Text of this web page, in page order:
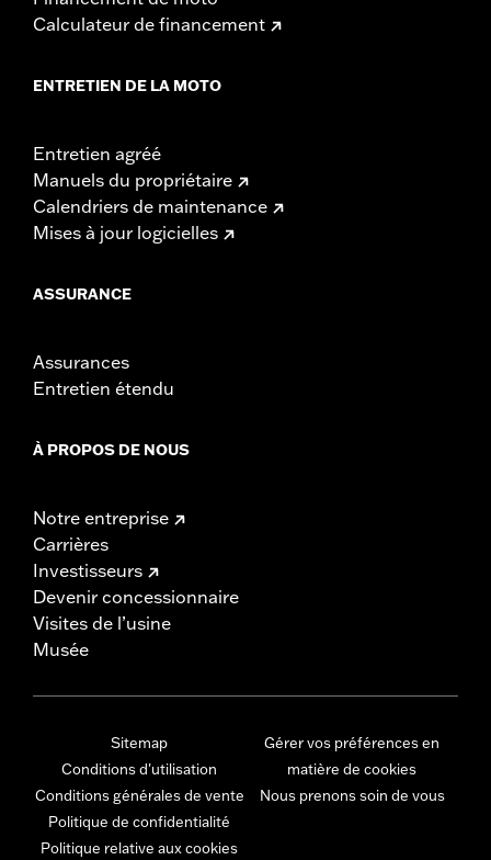
Calculateur de financement
ENTRETIEN DE LA MOTO
Entretien agréé
Manuels du propriétaire
Calendriers de maintenance
Mises à jour logicielles
ASSURANCE
Assurances
Entretien étendu
À PROPOS DE NOUS
Notre entreprise
Carrières
Investisseurs
Devenir concessionnaire
Visites de l’usine
Musée
Sitemap
Conditions d'utilisation
Conditions générales de vente
Politique de confidentialité
Politique relative aux cookies
Gérer vos préférences en
matière de cookies
Nous prenons soin de vous